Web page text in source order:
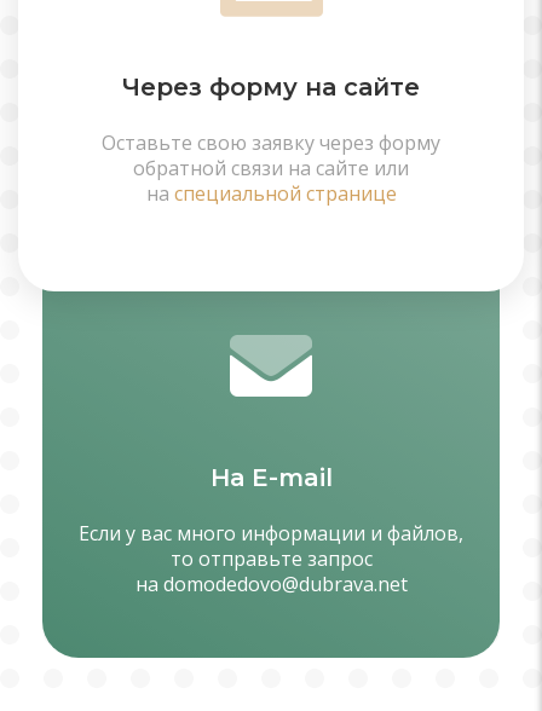
Через форму на сайте
Оставьте свою заявку через форму
обратной связи на сайте или
на специальной странице
На E-mail
Если у вас много информации и файлов,
то отправьте запрос
на domodedovo@dubrava.net